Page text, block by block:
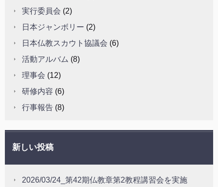
実行委員会 (2)
日本ジャンボリー (2)
日本仏教スカウト協議会 (6)
活動アルバム (8)
理事会 (12)
研修内容 (6)
行事報告 (8)
新しい投稿
2026/03/24_第42期仏教章第2教程講習会を実施